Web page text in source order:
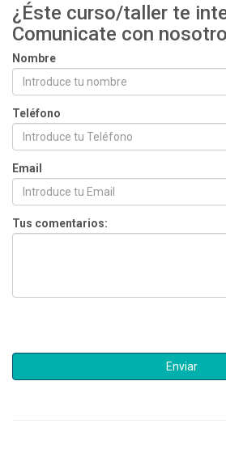
¿Éste curso/taller te
Comunicate con
Nombre
Teléfono
Email
Tus comentarios: